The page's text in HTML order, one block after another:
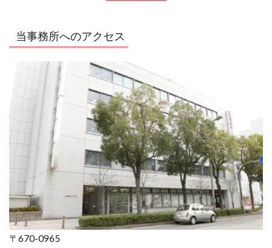
当事務所へのアクセス
〒670-0965